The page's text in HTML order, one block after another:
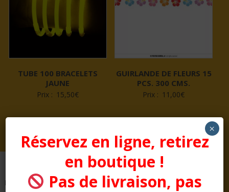
TUBE 100 BRACELETS
JAUNE
Prix : 15,50€
GUIRLANDE DE FLEURS 15
PCS. 300 CMS.
Prix : 11,00€
Pages
Réservez en ligne, retirez
en boutique !
Pas de livraison, pas
×